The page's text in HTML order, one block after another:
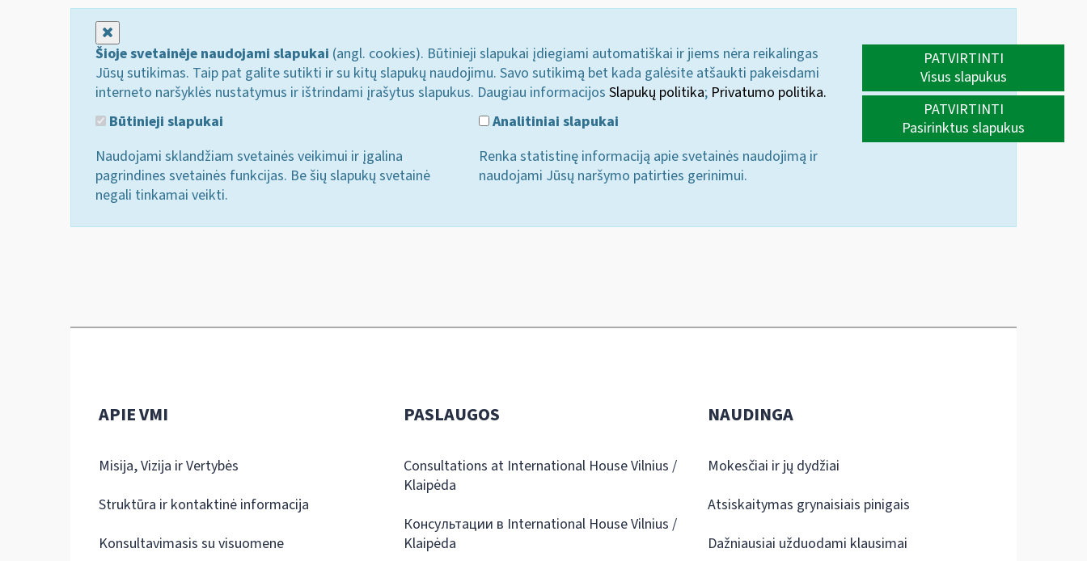
Šioje svetainėje naudojami slapukai (angl. cookies). Būtinieji slapukai įdiegiami automatiškai ir jiems nėra reikalingas
Jūsų sutikimas. Taip pat galite sutikti ir su kitų slapukų naudojimu. Savo sutikimą bet kada galėsite atšaukti pakeisdami
interneto naršyklės nustatymus ir ištrindami įrašytus slapukus. Daugiau informacijos Slapukų politika; Privatumo politika.
Būtinieji slapukai
Naudojami sklandžiam svetainės veikimui ir įgalina
pagrindines svetainės funkcijas. Be šių slapukų svetainė
negali tinkamai veikti.
Analitiniai slapukai
Renka statistinę informaciją apie svetainės naudojimą ir
naudojami Jūsų naršymo patirties gerinimui.
PATVIRTINTI
Visus slapukus
PATVIRTINTI
Pasirinktus slapukus
APIE VMI
Misija, Vizija ir Vertybės
Struktūra ir kontaktinė informacija
Konsultavimasis su visuomene
PASLAUGOS
Consultations at International House Vilnius /
Klaipėda
Консультации в International House Vilnius /
Klaipėda
NAUDINGA
Mokesčiai ir jų dydžiai
Atsiskaitymas grynaisiais pinigais
Dažniausiai užduodami klausimai